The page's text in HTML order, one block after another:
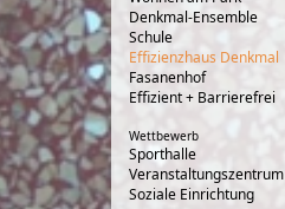
Denkmal-Ensemble
Schule
Effizienzhaus Denkmal
Fasanenhof
Effizient + Barrierefrei
Wettbewerb
Sporthalle
Veranstaltungszentrum
Soziale Einrichtung